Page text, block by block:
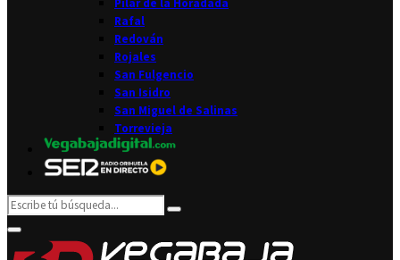
Rafal
Redován
Rojales
San Fulgencio
San Isidro
San Miguel de Salinas
Torrevieja
Search
for:
Search
Primary
Menu